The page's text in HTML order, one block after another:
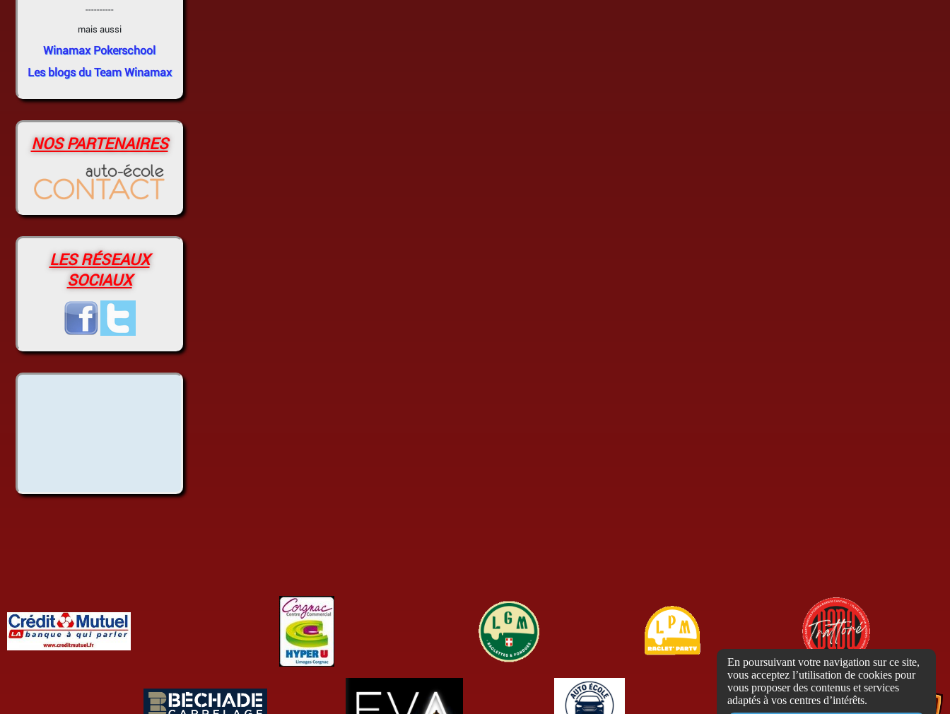
----------
mais aussi
Winamax Pokerschool
Les blogs du Team Winamax
NOS PARTENAIRES
LES RÉSEAUX
SOCIAUX
En poursuivant votre navigation sur ce site,
vous acceptez l’utilisation de cookies pour
vous proposer des contenus et services
adaptés à vos centres d’intérêts.